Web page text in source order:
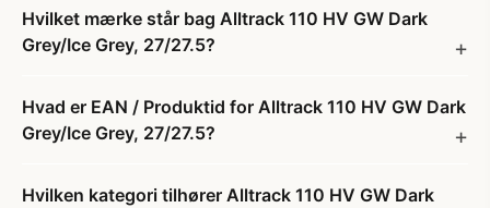
Hvilket mærke står bag Alltrack 110 HV GW Dark
Grey/Ice Grey, 27/27.5?
Hvad er EAN / Produktid for Alltrack 110 HV GW Dark
Grey/Ice Grey, 27/27.5?
Hvilken kategori tilhører Alltrack 110 HV GW Dark